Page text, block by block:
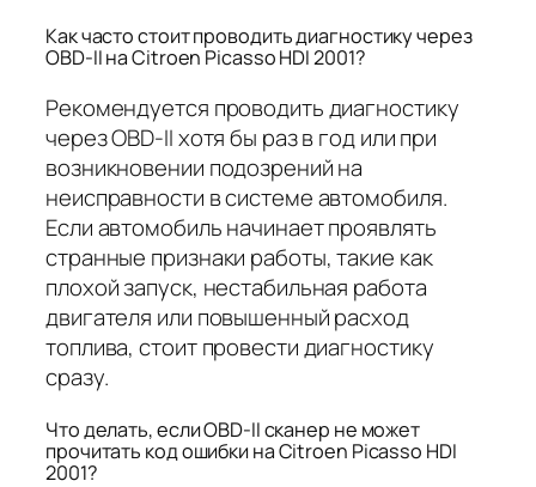
Как часто стоит проводить диагностику через
OBD-II на Citroen Picasso HDI 2001?
Рекомендуется проводить диагностику
через OBD-II хотя бы раз в год или при
возникновении подозрений на
неисправности в системе автомобиля.
Если автомобиль начинает проявлять
странные признаки работы, такие как
плохой запуск, нестабильная работа
двигателя или повышенный расход
топлива, стоит провести диагностику
сразу.
Что делать, если OBD-II сканер не может
прочитать код ошибки на Citroen Picasso HDI
2001?